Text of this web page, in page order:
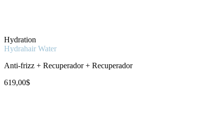
Hydration
Hydrahair Water
Anti-frizz + Recuperador + Recuperador
619,00$